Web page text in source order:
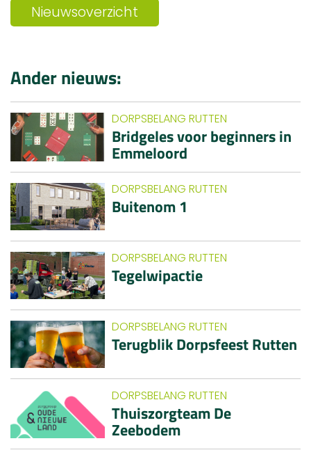
Nieuwsoverzicht
Ander nieuws:
DORPSBELANG RUTTEN
Bridgeles voor beginners in
Emmeloord
DORPSBELANG RUTTEN
Buitenom 1
DORPSBELANG RUTTEN
Tegelwipactie
DORPSBELANG RUTTEN
Terugblik Dorpsfeest Rutten
DORPSBELANG RUTTEN
Thuiszorgteam De
Zeebodem